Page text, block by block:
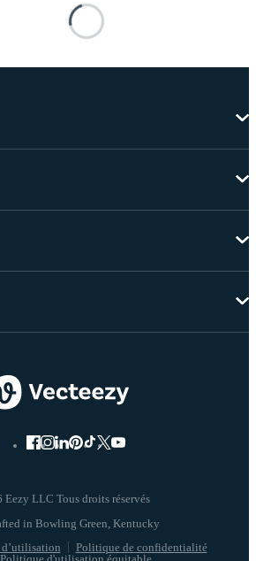
LLC Tous droits réservés
Politique de confidentialité